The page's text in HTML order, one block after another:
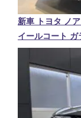
新車 トヨタ ノ
イールコート